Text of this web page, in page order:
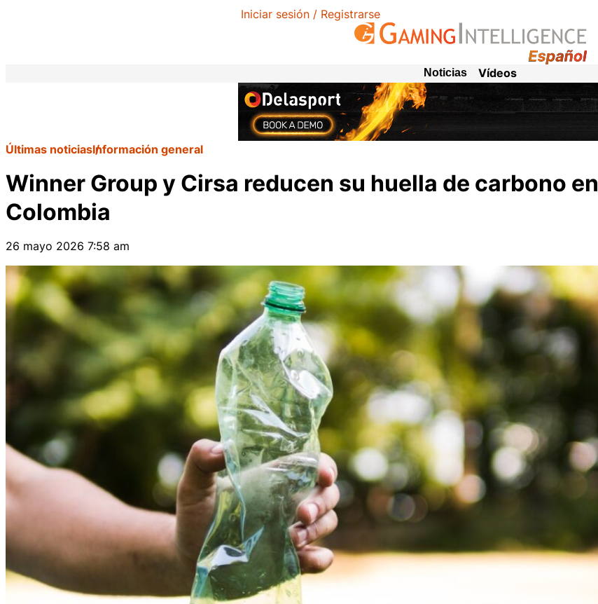
Iniciar sesión / Registrarse
Noticias Vídeos
Últimas noticiasInformación general
Winner Group y Cirsa reducen su huella de carbono en
Colombia
26 mayo 2026 7:58 am